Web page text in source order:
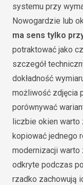
systemu przy
Nowogardzie lub
ma sens tylko
potraktować jako
szczegół
dokładność
możliwość zdjęcia
porównywać
liczbie okien warto
kopiować jednego
modernizacji
odkryte podczas
rzadko zachowują